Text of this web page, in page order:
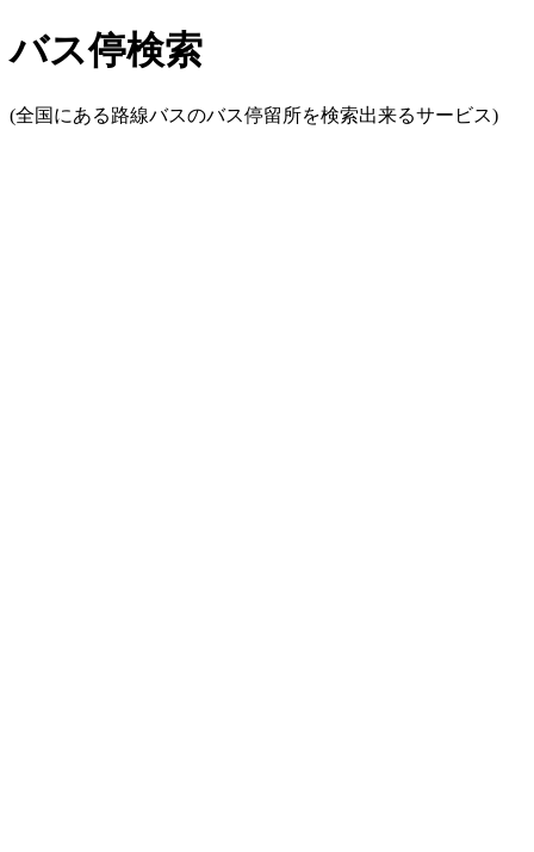
バス停検索
(全国にある路線バスのバス停留所を検索出来るサービス)